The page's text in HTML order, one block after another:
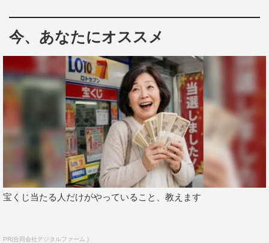
また、ストーリーに登場する珠妃（道上珠妃）の父親役と
して、勝村政信が出演。劇中では、おじさんが旅館の内風
呂でバタフライをするというコミカルな演技に挑戦し、強
烈すぎるインパクトを残している。また、ドラマ後半に訪
れる上原（上原佑太）との掛け合いでは、一気に勝村の演
技に拍車がかかり、コメディドラマながらもほろっとさせ
本作の主題歌は、脚本・共同演出のダウ90000蓮見とプロ
デューサーが現場で「このドラマのエンディングにあてた
い曲」を話していたところ、候補に挙げた1曲目が一致
今、あなたにオススメ
宝くじ当たる人だけがやっていること、教えます
PR(合同会社デジタルファーム )